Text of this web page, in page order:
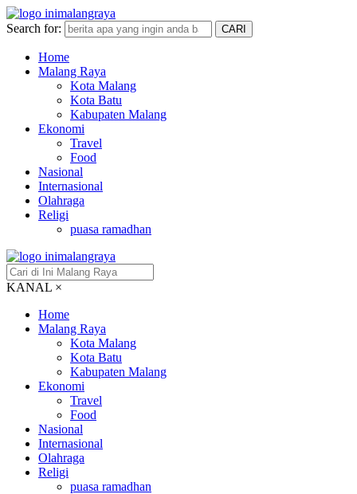
Search for: CARI
Home
Malang Raya
Kota Malang
Kota Batu
Kabupaten Malang
Ekonomi
Travel
Food
Nasional
Internasional
Olahraga
Religi
puasa ramadhan
KANAL ×
Home
Malang Raya
Kota Malang
Kota Batu
Kabupaten Malang
Ekonomi
Travel
Food
Nasional
Internasional
Olahraga
Religi
puasa ramadhan